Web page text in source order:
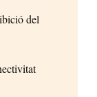
del